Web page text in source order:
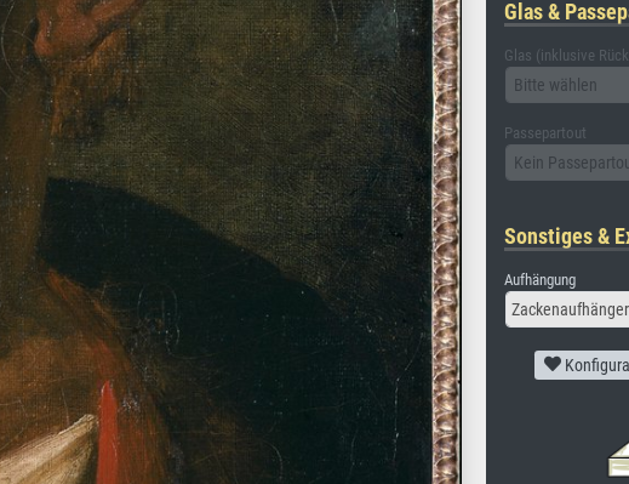
Glas &
Glas (inklusive
Bitte wählen
Passepartout
Kein
Sonstiges &
Aufhängung